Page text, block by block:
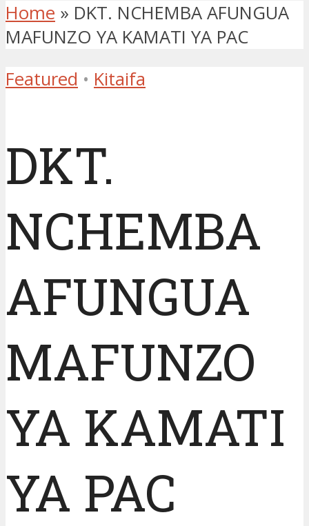
Home » DKT. NCHEMBA AFUNGUA
MAFUNZO YA KAMATI YA PAC
Featured • Kitaifa
DKT.
NCHEMBA
AFUNGUA
MAFUNZO
YA KAMATI
YA PAC